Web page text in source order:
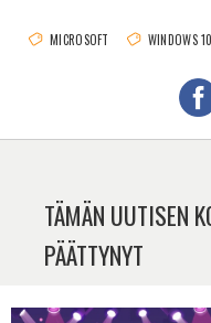
MICROSOFT WINDOWS 10
TÄMÄN UUTISEN
PÄÄTTYNYT